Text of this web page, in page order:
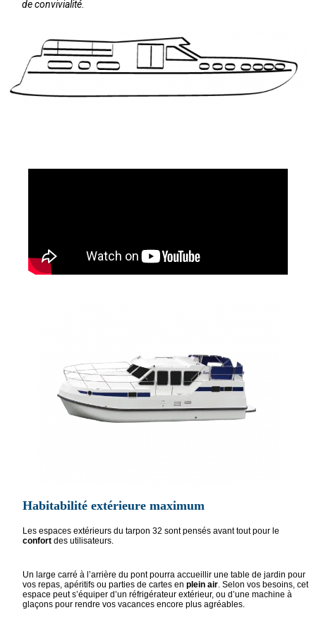
de convivialité.
Habitabilité extérieure maximum
Les espaces extérieurs du tarpon 32 sont pensés avant tout pour le
confort des utilisateurs.
Un large carré à l’arrière du pont pourra accueillir une table de jardin pour
vos repas, apéritifs ou parties de cartes enplein air. Selon vos besoins, cet
espace peut s’équiper d’un réfrigérateur extérieur, ou d’une machine à
glaçons pour rendre vos vacances encore plus agréables.